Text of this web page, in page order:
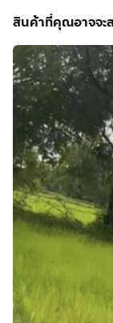
ท่านใดสนใจ หา
พร้อมซื้อ สามาร
พิกัดที่ดิน 2 แปล
https://
** ทีมทำ การตลา
ค่าคอม ไปบวกเอ
🙏
สินค้าที่คุณอาจจะ